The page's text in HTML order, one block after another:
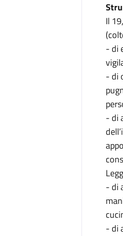
Il
- di
- di
- di
- di
- di